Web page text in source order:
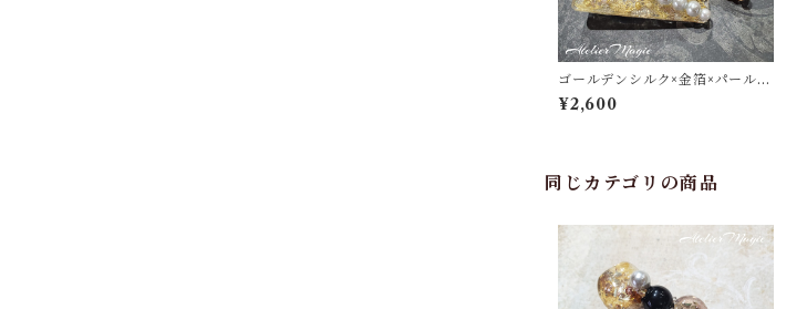
ゴールデンシルク×金箔×パールの
ヘアクリップ
¥2,600
同じカテゴリの商品